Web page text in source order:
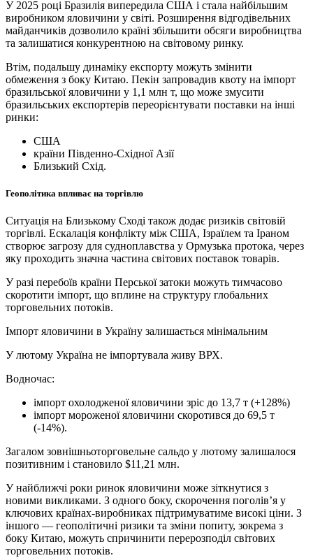
У 2025 році Бразилія випередила США і стала найбільшим
виробником яловичини у світі. Розширення відгодівельних
майданчиків дозволило країні збільшити обсяги виробництва
та залишатися конкурентною на світовому ринку.
Втім, подальшу динаміку експорту можуть змінити
обмеження з боку Китаю. Пекін запровадив квоту на імпорт
бразильської яловичини у 1,1 млн т, що може змусити
бразильських експортерів переорієнтувати поставки на інші
ринки:
США
країни Південно-Східної Азії
Близький Схід.
Геополітика впливає на торгівлю
Ситуація на Близькому Сході також додає ризиків світовій
торгівлі. Ескалація конфлікту між США, Ізраїлем та Іраном
створює загрозу для судноплавства у Ормузька протока, через
яку проходить значна частина світових поставок товарів.
У разі перебоїв країни Перської затоки можуть тимчасово
скоротити імпорт, що вплине на структуру глобальних
торговельних потоків.
Імпорт яловичини в Україну залишається мінімальним
У лютому Україна не імпортувала живу ВРХ.
Водночас:
імпорт охолодженої яловичини зріс до 13,7 т (+128%)
імпорт мороженої яловичини скоротився до 69,5 т
(-14%).
Загалом зовнішньоторговельне сальдо у лютому залишалося
позитивним і становило $11,21 млн.
У найближчі роки ринок яловичини може зіткнутися з
новими викликами. З одного боку, скорочення поголів’я у
ключових країнах-виробниках підтримуватиме високі ціни. З
іншого — геополітичні ризики та зміни попиту, зокрема з
боку Китаю, можуть спричинити перерозподіл світових
торговельних потоків.